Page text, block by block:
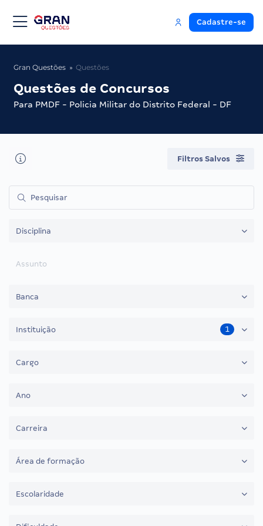
Cadastre-se
Gran Questões Questões
Questões de Concursos
Para PMDF - Policia Militar do Distrito Federal - DF
Filtros Salvos
Disciplina
Assunto
Banca
Instituição 1
Cargo
Ano
Carreira
Área de formação
Escolaridade